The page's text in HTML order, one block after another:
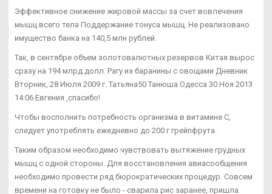
Эффективное снижение жировой массы за счет вовлечения
мышц всего тела Поддержание тонуса мышц. Не реализовано
имущество банка на 140,5 млн рублей.
Так, в сентябре объем золотовалютных резервов Китая вырос
сразу на 194 млрд долл. Рагу из баранины с овощами Дневник
Вторник, 28 Июля 2009 г. Татьяна50 Танюша Одесса 30 Ноя 2013
14:06 Евгения ,спасибо!
Чтобы восполнить потребность организма в витамине С,
следует употреблять ежедневно до 200 г грейпфрута.
Таким образом необходимо чувствовать вытяжение грудных
мышц с одной стороны. Для восстановления авиасообщения
необходимо провести ряд бюрократических процедур. Совсем
времени на готовку не было - сварила рис заранее, пришла